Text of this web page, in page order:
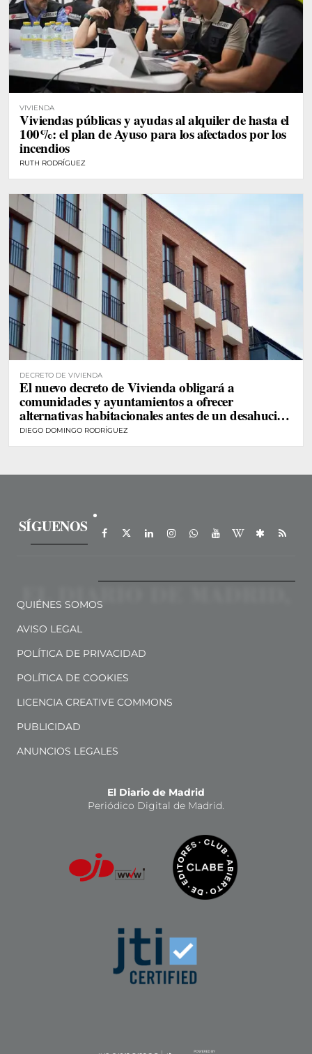
VIVIENDA
Viviendas públicas y ayudas al alquiler de hasta el
100%: el plan de Ayuso para los afectados por los
incendios
RUTH RODRÍGUEZ
DECRETO DE VIVIENDA
El nuevo decreto de Vivienda obligará a
comunidades y ayuntamientos a ofrecer
alternativas habitacionales antes de un desahucio
de personas vulnerables
DIEGO DOMINGO RODRÍGUEZ
SÍGUENOS
QUIÉNES SOMOS
AVISO LEGAL
POLÍTICA DE PRIVACIDAD
POLÍTICA DE COOKIES
LICENCIA CREATIVE COMMONS
PUBLICIDAD
ANUNCIOS LEGALES
El Diario de Madrid
Periódico Digital de Madrid.